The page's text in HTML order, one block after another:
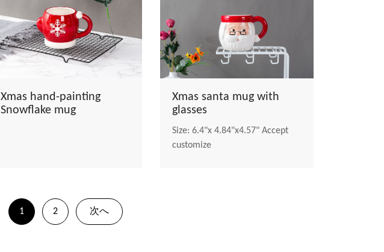
Xmas hand-painting
Snowflake mug
Xmas santa mug with
glasses
Size: 6.4"x 4.84"x4.57" Accept
customize
1 2 次へ